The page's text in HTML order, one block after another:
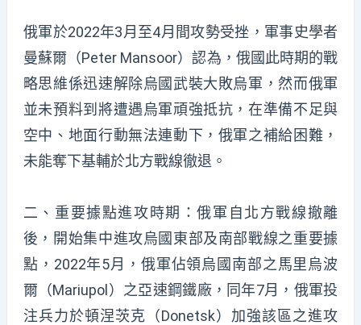
俄軍於2022年3月至4月間攻勢受挫，軍事史學者
曼蘇爾（Peter Mansoor）認為，俄國此時期的戰
略思維係迅速解除烏國武裝大敗烏軍，然而俄軍
並未預料到將遭遇烏軍頑強抵抗，在準備不足與
空中、地面行動無法連動下，俄軍之補給困難，
未能奪下基輔於北方戰線徹退。
二、重要據點進攻時期：俄軍自北方戰線撤離
後，開始集中進攻烏國東部及南部戰線之重要據
點，2022年5月，俄軍佔領烏國南部之馬里烏波
爾（Mariupol）之亞速鋼鐵廠，同年7月，俄軍投
注兵力於頓涅茨克（Donetsk）加強該區之進攻